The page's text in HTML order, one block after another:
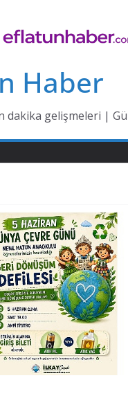
Haber
dakika gelişmeleri |